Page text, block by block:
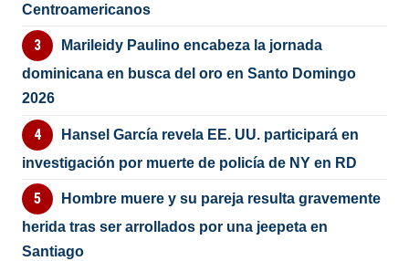
Centroamericanos
Marileidy Paulino encabeza la jornada
dominicana en busca del oro en Santo Domingo
2026
Hansel García revela EE. UU. participará en
investigación por muerte de policía de NY en RD
Hombre muere y su pareja resulta gravemente
herida tras ser arrollados por una jeepeta en
Santiago